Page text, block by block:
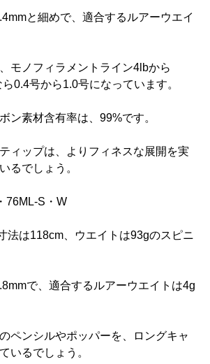
と細めで、適合するルアーウエイ
モノフィラメントライン4lbから
0.4号から1.0号になっています。
ン素材含有率は、99%です。
ィップは、よりフィネスな展開を実
るでしょう。
76ML-S・W
法は118cm、ウエイトは93gのスピニ
で、適合するルアーウエイトは4g
ペンシルやポッパーを、ロングキャ
いるでしょう。